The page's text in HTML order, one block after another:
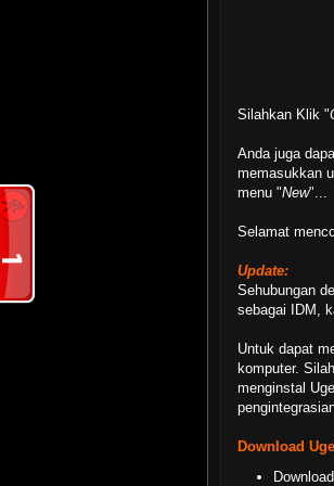
Silahkan Klik "
Anda juga
memasukkan
menu "New"...
Selamat
Update:
Sehubungan
sebagai IDM,
Untuk dapat
komputer.
menginstal
Download
Download